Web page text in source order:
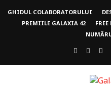
GHIDUL COLABORATORULUI
PREMIILE GALAXIA 42
FREE